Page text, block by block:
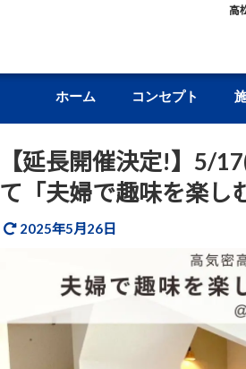
高
ホーム コンセプト
【延長開催決定!】5/
て「夫婦で趣味を楽し
2025年5月26日